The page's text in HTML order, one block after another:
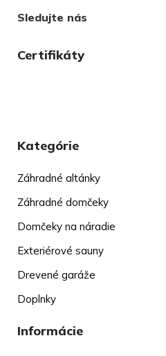
Sledujte nás
Certifikáty
Kategórie
Záhradné altánky
Záhradné domčeky
Domčeky na náradie
Exteriérové sauny
Drevené garáže
Doplnky
Informácie